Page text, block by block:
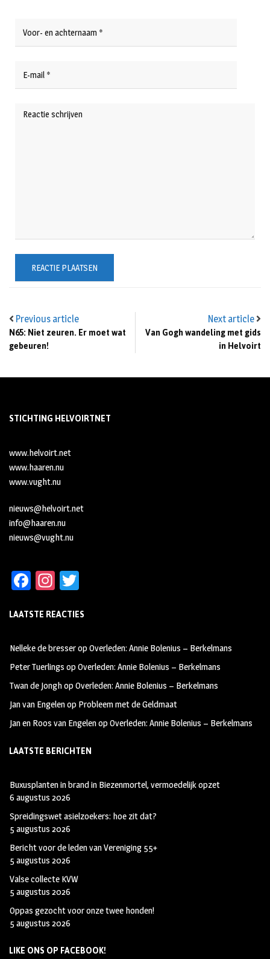
Previous article
N65: Niet zeuren. Er moet wat
gebeuren!
Next article
Van Gogh wandeling met gids
in Helvoirt
STICHTING HELVOIRTNET
www.helvoirt.net
www.haaren.nu
www.vught.nu
nieuws@helvoirt.net
info@haaren.nu
nieuws@vught.nu
Fa
b
oo
k
In
ag
m
tt
LAATSTE REACTIES
Nelleke de bresseropOverleden: Annie Bolenius – Berkelmans
Peter Tuerlings opOverleden: Annie Bolenius – Berkelmans
Twan de JonghopOverleden: Annie Bolenius – Berkelmans
Jan van Engelenop Probleem met de Geldmaat
Jan en Roos van EngelenopOverleden: Annie Bolenius – Berkelmans
LAATSTE BERICHTEN
Buxusplanten in brand in Biezenmortel, vermoedelijk opzet
6 augustus 2026
Spreidingswet asielzoekers: hoe zit dat?
5 augustus 2026
Bericht voor de leden van Vereniging 55+
5 augustus 2026
Valse collecte KVW
5 augustus 2026
Oppas gezocht voor onze twee honden!
5 augustus 2026
LIKE ONS OP FACEBOOK!